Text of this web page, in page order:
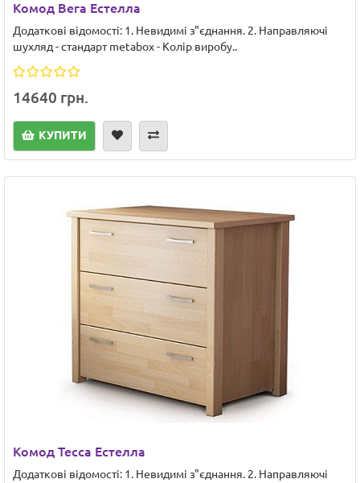
Комод Вега Естелла
Додаткові відомості: 1. Невидимі з"єднання. 2. Направляючі
шухляд - стандарт metabox - Колір виробу..
14640 грн.
КУПИТИ
Комод Тесса Естелла
Додаткові відомості: 1. Невидимі з"єднання. 2. Направляючі